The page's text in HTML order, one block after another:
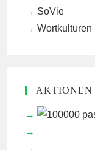
SoVie
Wortkulturen
AKTIONEN